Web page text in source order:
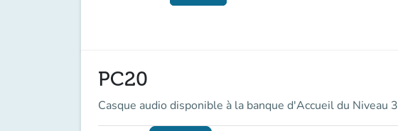
PC20
Casque audio disponible à la banque d'Accueil du Niveau 3